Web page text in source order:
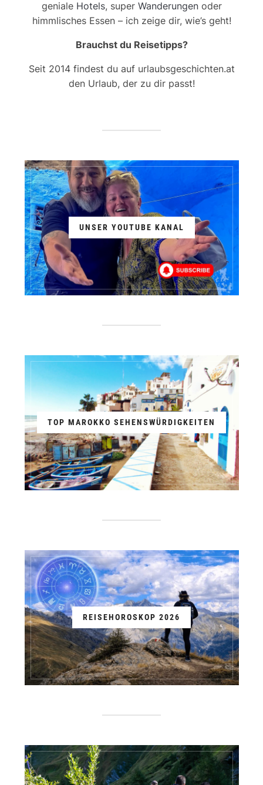
geniale Hotels, super Wanderungenoder
himmlisches Essen – ich zeige dir, wie’s geht!
Brauchst du Reisetipps?
Seit 2014 findest du auf urlaubsgeschichten.at
den Urlaub, der zu dir passt!
UNSER YOUTUBE KANAL
TOP MAROKKO SEHENSWÜRDIGKEITEN
REISEHOROSKOP 2026